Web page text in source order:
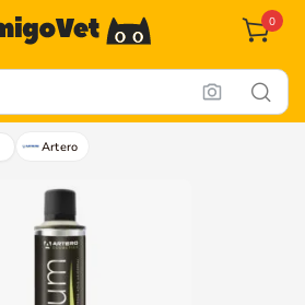
0
Artero